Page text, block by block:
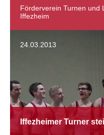
Förderverein Turnen und
Iffezheim
24.03.2013
Iffezheimer Turner